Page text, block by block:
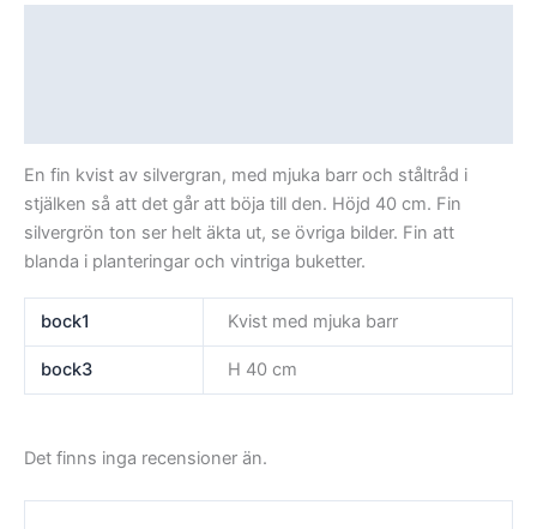
En fin kvist av silvergran, med mjuka barr och ståltråd i
stjälken så att det går att böja till den. Höjd 40 cm. Fin
silvergrön ton ser helt äkta ut, se övriga bilder. Fin att
blanda i planteringar och vintriga buketter.
bock1 Kvist med mjuka barr
bock3 H 40 cm
Det finns inga recensioner än.